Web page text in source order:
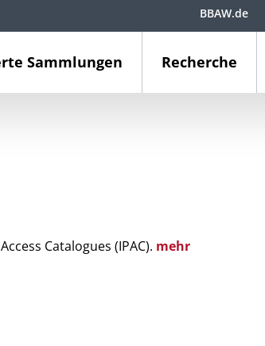
Sammlungen Recherche
BBAW.de
Catalogues (IPAC). mehr